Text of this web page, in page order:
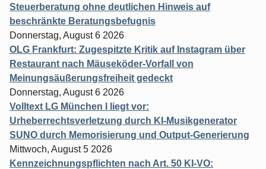
Steuerberatung ohne deutlichen Hinweis auf
beschränkte Beratungsbefugnis
Donnerstag, August 6 2026
OLG Frankfurt: Zugespitzte Kritik auf Instagram über
Restaurant nach Mäuseköder-Vorfall von
Meinungsäußerungsfreiheit gedeckt
Donnerstag, August 6 2026
Volltext LG München I liegt vor:
Urheberrechtsverletzung durch KI-Musikgenerator
SUNO durch Memorisierung und Output-Generierung
Mittwoch, August 5 2026
Kennzeichnungspflichten nach Art. 50 KI-VO: